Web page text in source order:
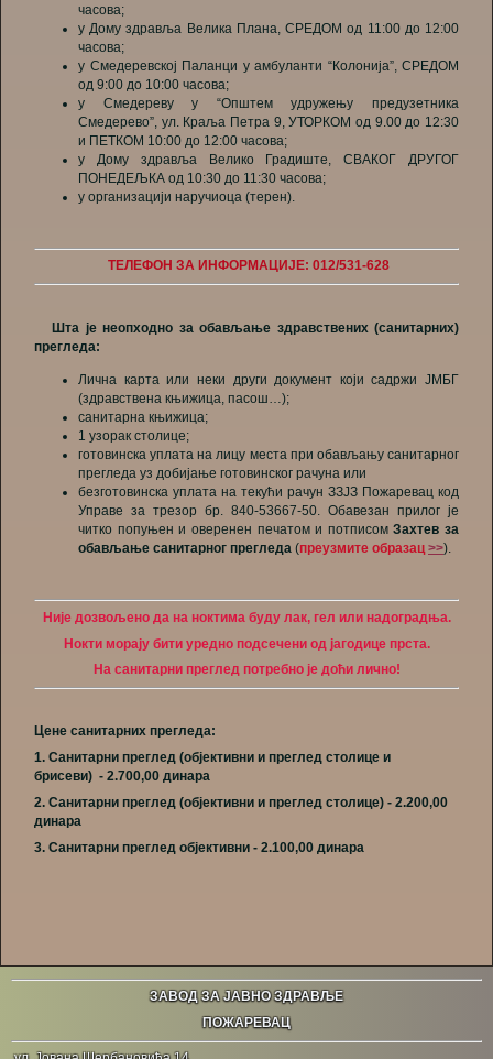
часова;
у Дому здравља Велика Плана, СРЕДОМ од 11:00 до 12:00
часова;
у Смедеревској Паланци у амбуланти “Колонија”, СРЕДОМ
од 9:00 до 10:00 часова;
у Смедереву у “Општем удружењу предузетника
Смедерево”, ул. Краља Петра 9, УТОРКОМ од 9.00 до 12:30
и ПЕТКОМ 10:00 до 12:00 часова;
у Дому здравља Велико Градиште, СВАКОГ ДРУГОГ
ПОНЕДЕЉКА од 10:30 до 11:30 часова;
у организацији наручиоца (терен).
ТЕЛЕФОН ЗА ИНФОРМАЦИЈЕ: 012/531-628
Шта је неопходно за обављање здравствених (санитарних)
прегледа:
Лична карта или неки други документ који садржи ЈМБГ
(здрaвствена књижица, пасош…);
санитарна књижица;
1 узорак столице;
готовинска уплата на лицу места при обављању санитарног
прегледа уз добијање готовинског рачуна или
безготовинска уплата на текући рачун ЗЗЈЗ Пожаревац код
Управе за трезор бр. 840-53667-50. Обавезан прилог је
читко попуњен и оверенен печатом и потписомЗахтев за
обављање санитарног прегледа (преузмите образац>>).
Није дозвољено да на ноктима буду лак, гел или надоградња.
Нокти морају бити уредно подсечени од јагодице прста.
На санитарни преглед потребно је доћи лично!
Цене санитарних прегледа:
1. Санитарни преглед (објективни и преглед столице и
брисеви) - 2.700,00 динара
2. Санитарни преглед (објективни и преглед столице) - 2.200,00
динара
3. Санитарни преглед објективни - 2.100,00 динара
ЗАВОД ЗА ЈАВНО ЗДРАВЉЕ
ПОЖАРЕВАЦ